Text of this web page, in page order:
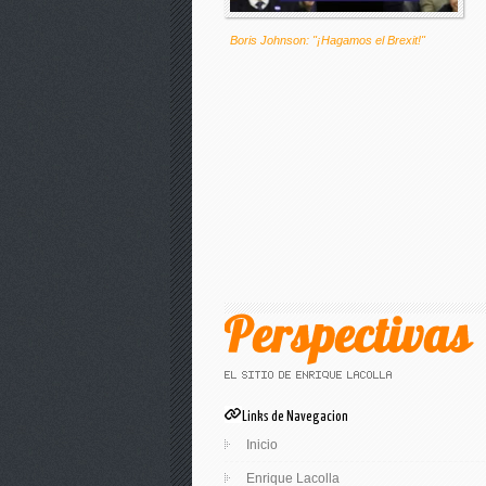
Boris Johnson: "¡Hagamos el Brexit!"
Links de Navegacion
Inicio
Enrique Lacolla